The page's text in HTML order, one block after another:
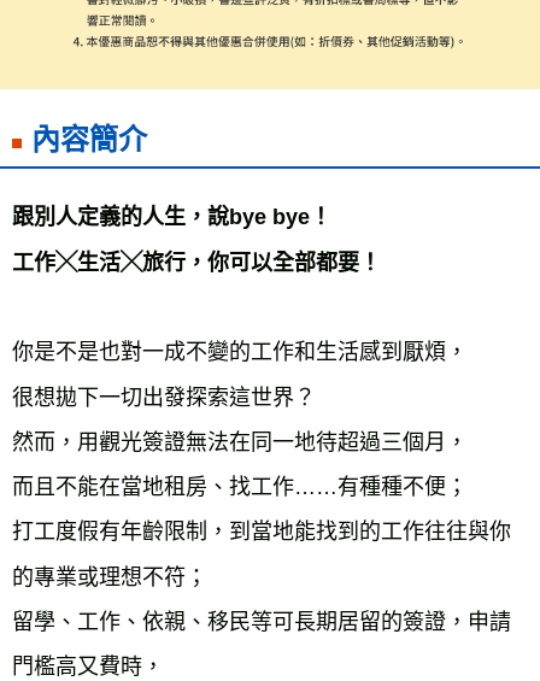
每筆NT$70，滿NT$799(含以上)免運費
每筆NT$200，滿NT$99,999(含以上)免運費
海外叢書運費
內容簡介
跟別人定義的人生，說bye bye！
工作╳生活╳旅行，你可以全部都要！
你是不是也對一成不變的工作和生活感到厭煩，
很想拋下一切出發探索這世界？
然而，用觀光簽證無法在同一地待超過三個月，
而且不能在當地租房、找工作……有種種不便；
打工度假有年齡限制，到當地能找到的工作往往與你
的專業或理想不符；
留學、工作、依親、移民等可長期居留的簽證，申請
門檻高又費時，